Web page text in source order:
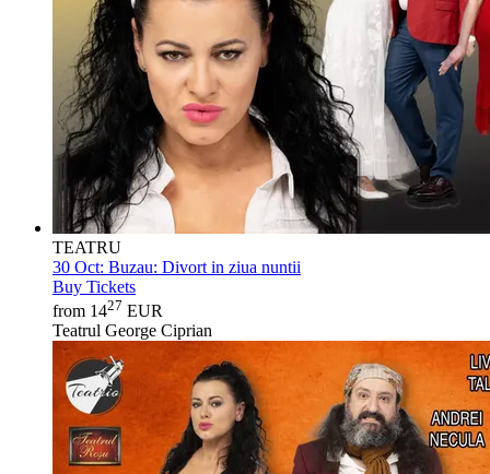
TEATRU
30 Oct: Buzau: Divort in ziua nuntii
Buy Tickets
from 1427 EUR
Teatrul George Ciprian